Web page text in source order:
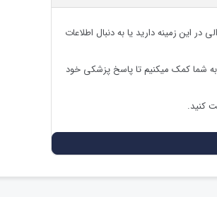
در این زمینه دارید یا به دنبال اطلاعات
شما کمک میکنیم تا پاسخ پزشکی خود
کنید.